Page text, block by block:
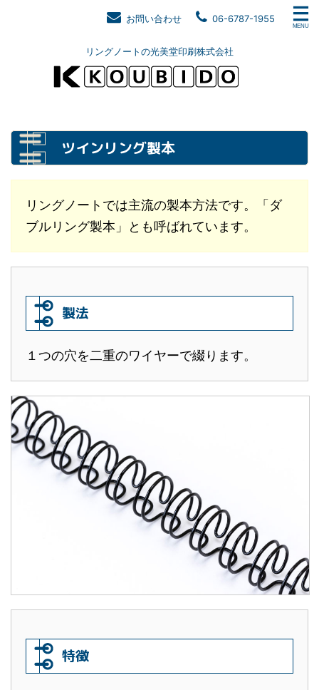
お問い合わせ 06-6787-1955
リングノートの光美堂印刷株式会社
ツインリング製本
リングノートでは主流の製本方法です。「ダ
ブルリング製本」とも呼ばれています。
製法
１つの穴を二重のワイヤーで綴ります。
特徴